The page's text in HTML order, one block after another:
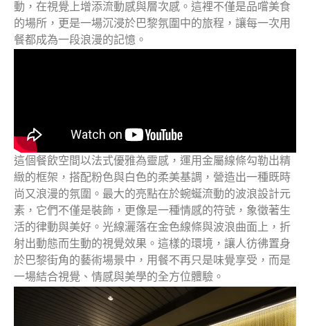
動，在視覺上增添流動感與層次感。這裡不僅是品嚐美食
的場所，更是一場沉浸於巴黎氛圍中的旅程，讓每一次用
餐都成為一段浪漫的記憶。
這個餐飲空間以法式優雅為靈感，運用金屬線條勾勒出精
緻的框架，搭配粉色與白色的柔美基調，營造出一種既時
尚又浪漫的氛圍。最大的亮點在於蜿蜒流動的波浪設計元
素，它們不僅是裝飾，更像是一種情感的符號，象徵著生
活的律動與美好。光線灑落在金色線條與波浪曲面上，折
射出動態而生動的視覺效果。這樣的環境，讓人彷彿置身
於巴黎街角的藝術場景中，用餐不再只是味覺享受，而是
一場結合視覺、情感與美學的全方位體驗。